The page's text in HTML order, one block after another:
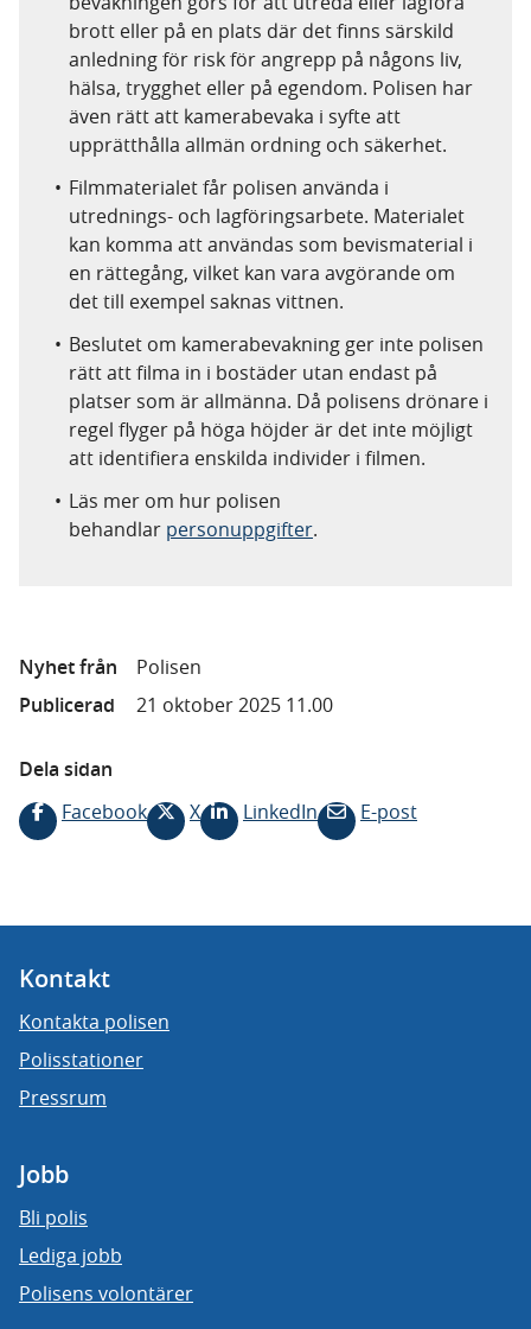
brott eller på en plats där det finns särskild
anledning för risk för angrepp på någons liv,
hälsa, trygghet eller på egendom. Polisen har
även rätt att kamerabevaka i syfte att
upprätthålla allmän ordning och säkerhet.
Filmmaterialet får polisen använda i
utrednings- och lagföringsarbete. Materialet
kan komma att användas som bevismaterial i
en rättegång, vilket kan vara avgörande om
det till exempel saknas vittnen.
Beslutet om kamerabevakning ger inte polisen
rätt att filma in i bostäder utan endast på
platser som är allmänna. Då polisens drönare i
regel flyger på höga höjder är det inte möjligt
att identifiera enskilda individer i filmen.
Läs mer om hur polisen
behandlar personuppgifter.
Nyhet från
Polisen
Publicerad
21 oktober 2025 11.00
Dela sidan
Facebook
X LinkedIn E-post
Kontakt
Kontakta polisen
Polisstationer
Pressrum
Jobb
Bli polis
Lediga jobb
Polisens volontärer